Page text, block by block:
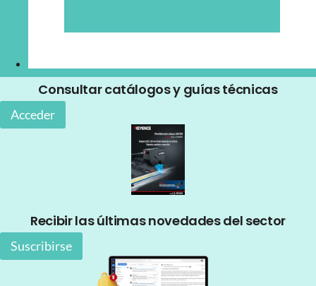
Consultar catálogos y guías técnicas
Acceder
Recibir las últimas novedades del sector
Suscribirse